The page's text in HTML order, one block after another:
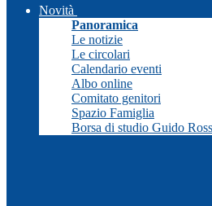
Novità
Panoramica
Le notizie
Le circolari
Calendario eventi
Albo online
Comitato genitori
Spazio Famiglia
Borsa di studio Guido